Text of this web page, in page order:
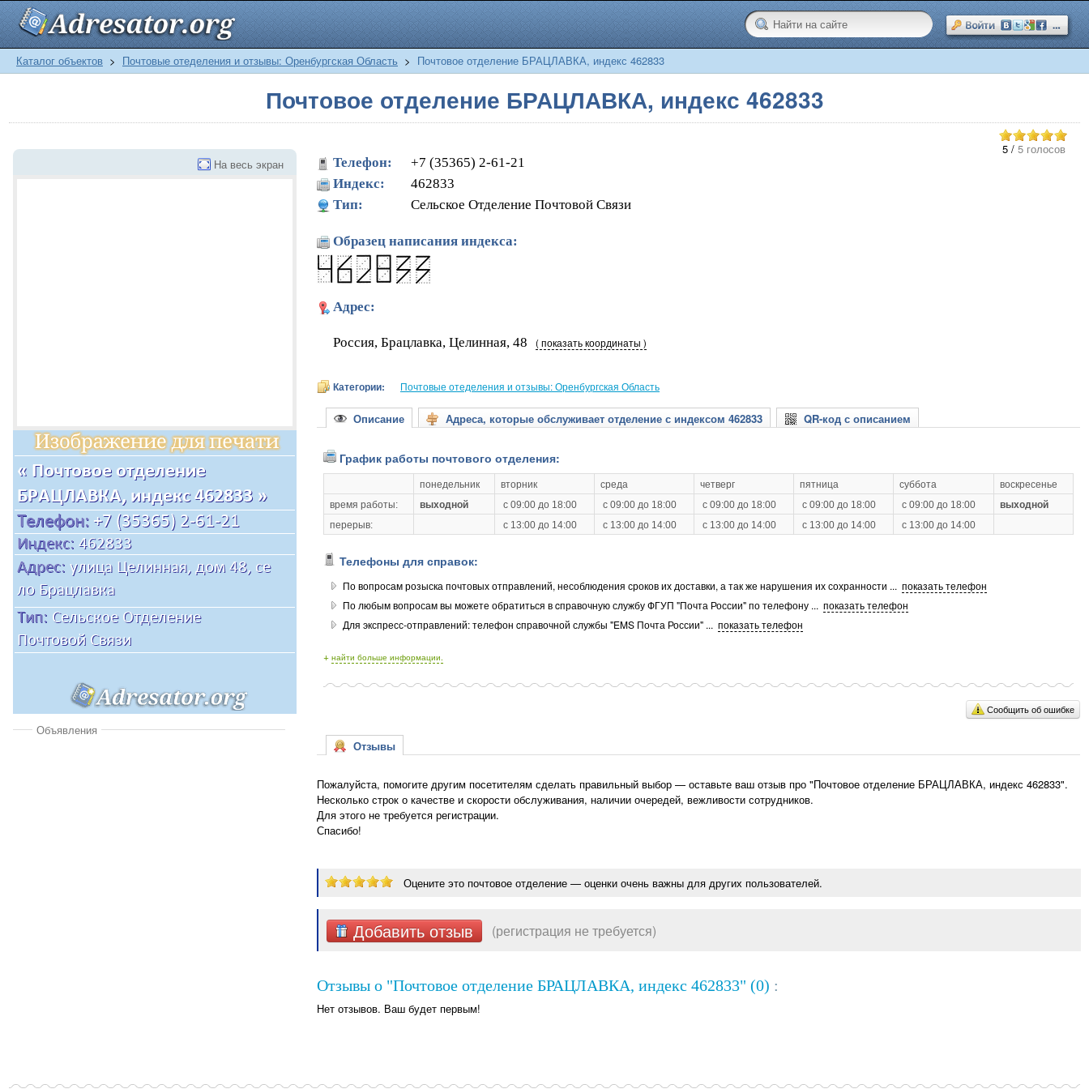
Каталог объектов > Почтовые отеделения и отзывы: Оренбургская Область > Почтовое отделение БРАЦЛАВКА, индекс 462833
Почтовое отделение БРАЦЛАВКА, индекс 462833
5/ 5 голосов
На весь экран
Объявления
Телефон:
+7 (35365) 2-61-21
Индекс:
462833
Тип:
Сельское Отделение Почтовой Связи
Образец написания индекса:
Адрес:
Россия, Брацлавка, Целинная, 48 ( показать координаты )
Категории: Почтовые отеделения и отзывы: Оренбургская Область
Описание Адреса, которые обслуживает отделение с индексом 462833 QR-код с описанием
График работы почтового отделения:
понедельник вторник среда четверг пятница суббота
воскресенье
время работы:
выходной с 09:00 до 18:00 с 09:00 до 18:00 с 09:00 до 18:00 с 09:00 до 18:00 с 09:00 до 18:00
выходной
перерыв:
с 13:00 до 14:00 с 13:00 до 14:00 с 13:00 до 14:00 с 13:00 до 14:00 с 13:00 до 14:00
Телефоны для справок:
По вопросам розыска почтовых отправлений, несоблюдения сроков их доставки, а так же нарушения их сохранности ... показать телефон
По любым вопросам вы можете обратиться в cправочную службу ФГУП "Почта России" по телефону ... показать телефон
Для экспресс-отправлений: телефон cправочной службы "EMS Почта России" ... показать телефон
+ найти больше информации.
Сообщить об ошибке
Отзывы
Пожалуйста, помогите другим посетителям сделать правильный выбор — оставьте ваш отзыв про "Почтовое отделение БРАЦЛАВКА, индекс 462833".
Несколько строк о качестве и скорости обслуживания, наличии очередей, вежливости сотрудников.
Для этого не требуется регистрации.
Спасибо!
Оцените это почтовое отделение — оценки очень важны для других пользователей.
Добавить отзыв (регистрация не требуется)
Отзывы о "Почтовое отделение БРАЦЛАВКА, индекс 462833" (0) :
Нет отзывов. Ваш будет первым!